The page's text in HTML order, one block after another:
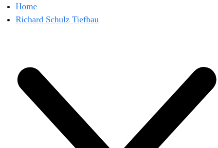
Home
Richard Schulz Tiefbau